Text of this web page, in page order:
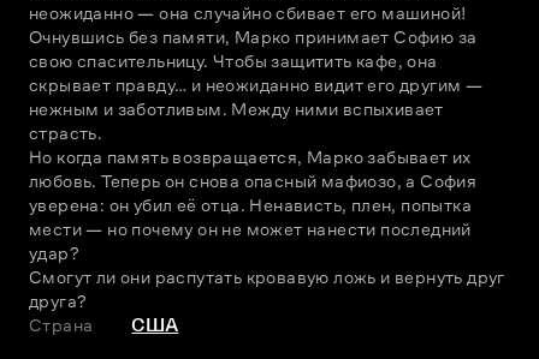
неожиданно — она случайно сбивает его машиной!
Очнувшись без памяти, Марко принимает Софию за
свою спасительницу. Чтобы защитить кафе, она
скрывает правду… и неожиданно видит его другим —
нежным и заботливым. Между ними вспыхивает
страсть.
Но когда память возвращается, Марко забывает их
любовь. Теперь он снова опасный мафиозо, а София
уверена: он убил её отца. Ненависть, плен, попытка
мести — но почему он не может нанести последний
удар?
Смогут ли они распутать кровавую ложь и вернуть друг
друга?
Страна
США